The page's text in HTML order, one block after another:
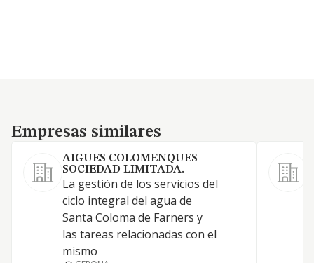
Empresas similares
Empresas similares
AIGUES COLOMENQUES
SOCIEDAD LIMITADA.
La gestión de los servicios del
ciclo integral del agua de
Santa Coloma de Farners y
las tareas relacionadas con el
mismo